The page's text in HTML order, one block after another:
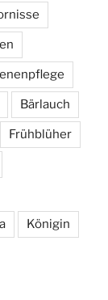
Bärlauch
Frühblüher
Königin